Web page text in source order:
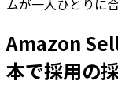
ムが一人ひとりに
Amazon
本で採用の